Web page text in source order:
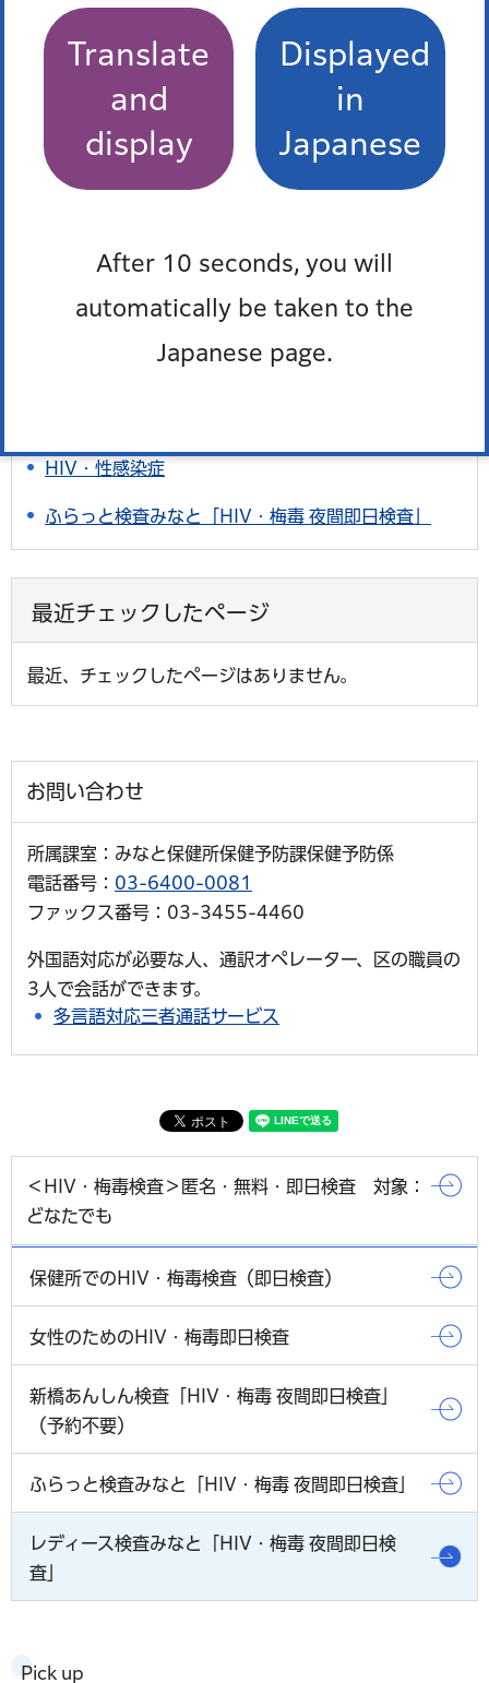
Translate
and
display
Displayed
in
Japanese
After 10 seconds, you will
automatically be taken to the
Japanese page.
近くの医療機関を知りたい。(医療機関案内)
よくある質問一覧
このページを見た人はこんなページも見て
女性のためのHIV・梅毒即日検査
保健所でのHIV・梅毒検査（即日検査）
HIV・性感染症
ふらっと検査みなと「HIV・梅毒 夜間即日検査」
最近チェックしたページ
最近、チェックしたページはありません。
お問い合わせ
所属課室：みなと保健所保健予防課保健予防係
電話番号： 03-6400-0081
ファックス番号：03-3455-4460
外国語対応が必要な人、通訳オペレーター、区の職員の
3人で会話ができます。
多言語対応三者通話サービス
＜HIV・梅毒検査＞匿名・無料・即日検査 対象：
どなたでも
保健所でのHIV・梅毒検査（即日検査）
女性のためのHIV・梅毒即日検査
新橋あんしん検査「HIV・梅毒 夜間即日検査」
（予約不要）
ふらっと検査みなと「HIV・梅毒 夜間即日検査」
レディース検査みなと「HIV・梅毒 夜間即日検
査」
Pick up